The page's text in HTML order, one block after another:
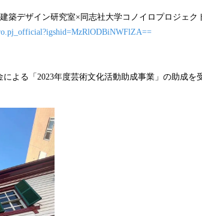
築デザイン研究室×同志社大学コノイロプロジェク
よる「2023年度芸術文化活動助成事業」の助成を